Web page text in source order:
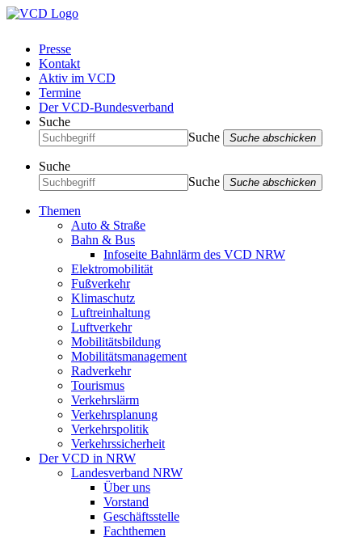
Presse
Kontakt
Aktiv im VCD
Termine
Der VCD-Bundesverband
Suche
Suche
Suche abschicken
Suche
Suche
Suche abschicken
Themen
Auto & Straße
Bahn & Bus
Infoseite Bahnlärm des VCD NRW
Elektromobilität
Fußverkehr
Klimaschutz
Luftreinhaltung
Luftverkehr
Mobilitätsbildung
Mobilitätsmanagement
Radverkehr
Tourismus
Verkehrslärm
Verkehrsplanung
Verkehrspolitik
Verkehrssicherheit
Der VCD in NRW
Landesverband NRW
Über uns
Vorstand
Geschäftsstelle
Fachthemen